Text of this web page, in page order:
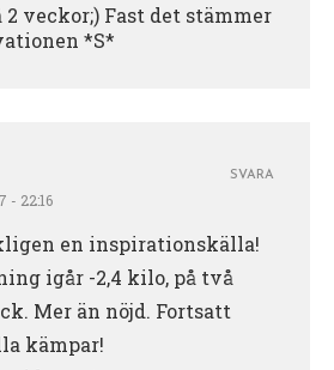
2 veckor;) Fast det stämmer
*S*
- 22:16
en inspirationskälla!
igår -2,4 kilo, på två
Mer än nöjd. Fortsatt
kämpar!
SVARA